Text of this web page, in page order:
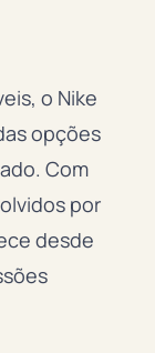
o Nike
opções
Com
por
desde